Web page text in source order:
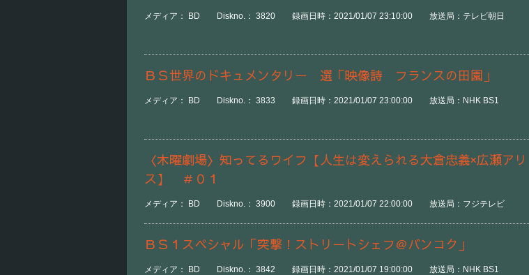
メディア： BD Diskno.： 3820 録画日時：2021/01/07 23:10:00 放送局：テレビ朝日
ＢＳ世界のドキュメンタリー 選「映像詩 フランスの田園」
メディア： BD Diskno.： 3833 録画日時：2021/01/07 23:00:00 放送局：NHK BS1
〈木曜劇場〉知ってるワイフ【人生は変えられる大倉忠義×広瀬アリ
ス】 ＃０１
メディア： BD Diskno.： 3900 録画日時：2021/01/07 22:00:00 放送局：フジテレビ
ＢＳ１スペシャル「突撃！ストリートシェフ＠バンコク」
メディア： BD Diskno.： 3842 録画日時：2021/01/07 19:00:00 放送局：NHK BS1